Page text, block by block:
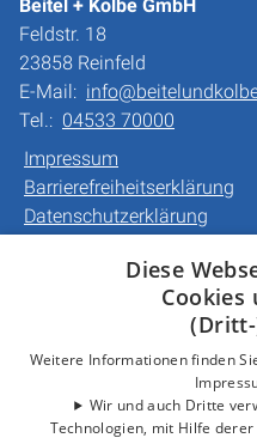
Beitel + Kolbe GmbH
Feldstr. 18
23858 Reinfeld
E-Mail:
Tel.: 04533 70000
Impressum
Barrierefreiheitserklärung
Datenschutzerklärung
Gewerbekunden
Unternehmen
Diese
Cookies
Weitere Informationen finden
Wir und auch Dritte
Technologien, mit Hilfe